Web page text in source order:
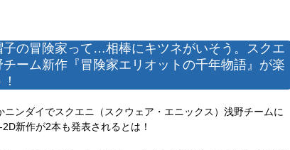
子の冒険家って…相棒にキツネがいそう。スクエ
チーム新作『冒険家エリオットの千年物語』が楽
ンダイでスクエニ（スクウェア・エニックス）浅野チームに
2D新作が2本も発表されるとは！